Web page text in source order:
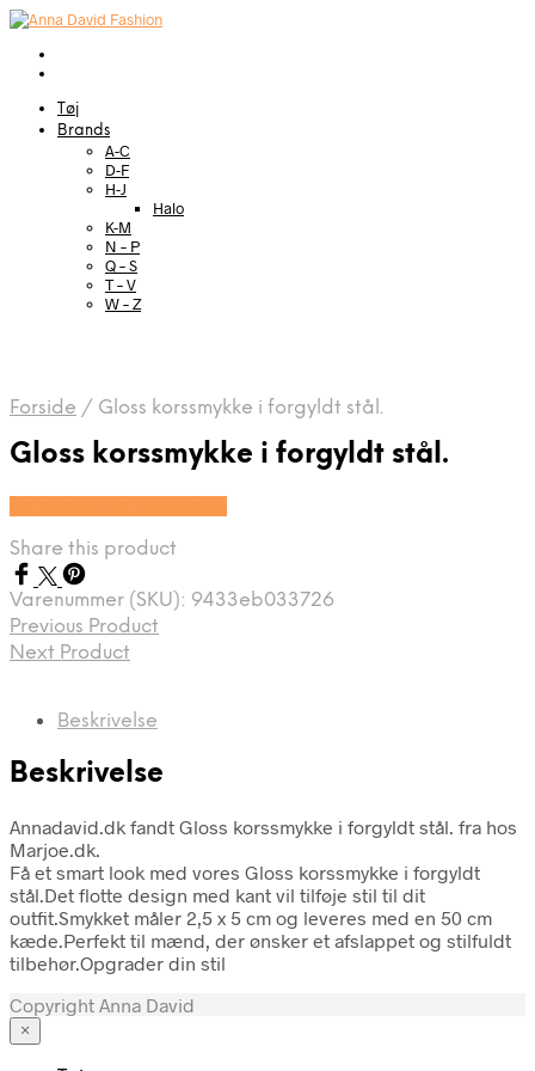
Tøj
Brands
A-C
D-F
H-J
Halo
K-M
N – P
Q – S
T – V
W – Z
Forside / Gloss korssmykke i forgyldt stål.
Gloss korssmykke i forgyldt stål.
Share this product
Varenummer (SKU): 9433eb033726
Previous Product
Next Product
Beskrivelse
Beskrivelse
Annadavid.dk fandt Gloss korssmykke i forgyldt stål. fra hos
Marjoe.dk.
Få et smart look med vores Gloss korssmykke i forgyldt
stål.Det flotte design med kant vil tilføje stil til dit
outfit.Smykket måler 2,5 x 5 cm og leveres med en 50 cm
kæde.Perfekt til mænd, der ønsker et afslappet og stilfuldt
tilbehør.Opgrader din stil
Copyright Anna David
×